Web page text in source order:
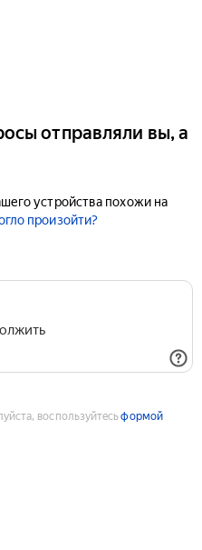
отправляли вы, а
устройства похожи на
произойти?
воспользуйтесьформой